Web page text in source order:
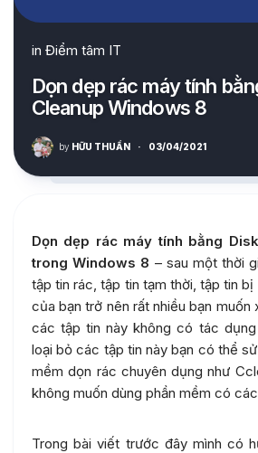
in Điểm tâm IT
Dọn dẹp rác máy tính
Cleanup Windows 8
by HỮU THUẦN · 03/04/2021
Dọn dẹp rác máy tính bằng
trong Windows 8 – sau một thời
tập tin rác, tập tin tạm thời, tập tin
của bạn trở nên rất nhiều bạn muốn
các tập tin này không có tác
loại bỏ các tập tin này bạn có thể
mềm dọn rác chuyên dụng như
không muốn dùng phần mềm có
Trong bài viết trước đây mình có